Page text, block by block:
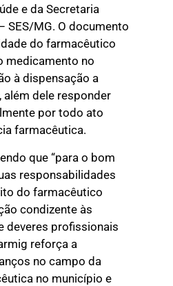
e da Secretaria
SES/MG. O documento
do farmacêutico
medicamento no
à dispensação a
dele responder
por todo ato
farmacêutica.
que “para o bom
responsabilidades
do farmacêutico
condizente às
deveres profissionais
reforça a
no campo da
no município e